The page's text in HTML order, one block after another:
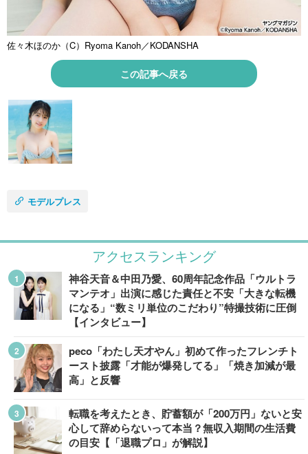
佐々木ほのか（C）Ryoma Kanoh／KODANSHA
この記事へ戻る
モデルプレス
アクセスランキング
神谷天音＆中田乃愛、60周年記念作品「ウルトラ
マンテオ」出演に感じた責任と不安「大きな転機
になる」“数ミリ単位のこだわり”特撮技術に圧倒
【インタビュー】
peco「わたし天才やん」初めて作ったフレンチト
ースト披露「才能が爆発してる」「焼き加減が最
高」と反響
転職を考えたとき、貯蓄額が「200万円」ないと安
心して辞めらないって本当？無収入期間の生活費
の目安【「退職プロ」が解説】